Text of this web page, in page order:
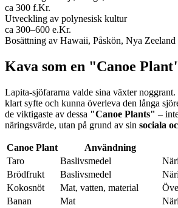
ca 300 f.Kr.
Utveckling av polynesisk kultur
ca 300–600 e.Kr.
Bosättning av Hawaii, Påskön, Nya Zeeland
Kava som en "Canoe
Lapita-sjöfararna valde sina växter
klart syfte och kunna överleva den långa
de viktigaste av dessa "Canoe Plants" –
näringsvärde, utan på grund av sin sociala
Canoe Plant Användning
Taro
Baslivsmedel
Brödfrukt
Baslivsmedel
Kokosnöt
Mat, vatten, material
Banan
Mat